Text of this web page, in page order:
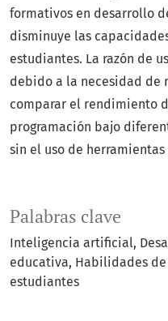
Palabras clave
Inteligencia artificial
educativa Habilidades
estudiantes
formativos en desarrollo
disminuye las
estudiantes. La razón de
debido a la necesidad de
comparar el rendimiento
programación bajo
sin el uso de